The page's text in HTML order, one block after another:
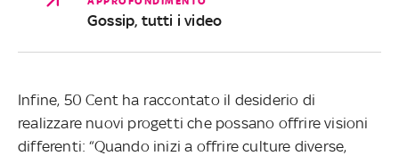
Gossip, tutti i video
Infine, 50 Cent ha raccontato il desiderio di
realizzare nuovi progetti che possano offrire visioni
differenti: “Quando inizi a offrire culture diverse,